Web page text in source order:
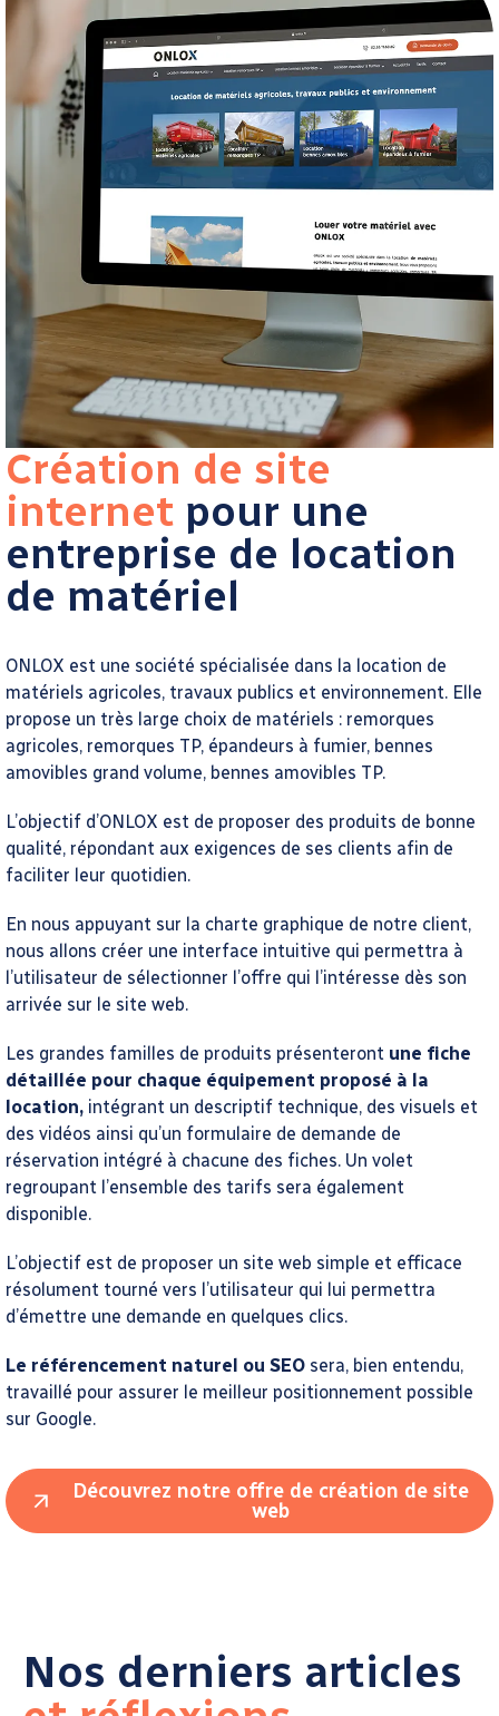
Création de site
internet pour une
entreprise de location
de matériel
ONLOX est une société spécialisée dans la location de
matériels agricoles, travaux publics et environnement. Elle
propose un très large choix de matériels : remorques
agricoles, remorques TP, épandeurs à fumier, bennes
amovibles grand volume, bennes amovibles TP.
L’objectif d’ONLOX est de proposer des produits de bonne
qualité, répondant aux exigences de ses clients afin de
faciliter leur quotidien.
En nous appuyant sur la charte graphique de notre client,
nous allons créer une interface intuitive qui permettra à
l’utilisateur de sélectionner l’offre qui l’intéresse dès son
arrivée sur le site web.
Les grandes familles de produits présenteront une fiche
détaillée pour chaque équipement proposé à la
location, intégrant un descriptif technique, des visuels et
des vidéos ainsi qu’un formulaire de demande de
réservation intégré à chacune des fiches. Un volet
regroupant l’ensemble des tarifs sera également
disponible.
L’objectif est de proposer un site web simple et efficace
résolument tourné vers l’utilisateur qui lui permettra
d’émettre une demande en quelques clics.
Le référencement naturel ou SEO sera, bien entendu,
travaillé pour assurer le meilleur positionnement possible
sur Google.
Découvrez notre offre de création de site
web
Nos derniers articles